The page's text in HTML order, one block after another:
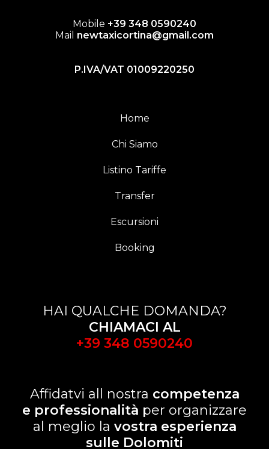
Mobile +39 348 0590240
Mail newtaxicortina@gmail.com
P.IVA/VAT 01009220250
Home
Chi Siamo
Listino Tariffe
Transfer
Escursioni
Booking
HAI QUALCHE DOMANDA?
CHIAMACI AL
+39 348 0590240
Affidatvi all nostra competenza
e professionalità per organizzare
al meglio la vostra esperienza
sulle Dolomiti